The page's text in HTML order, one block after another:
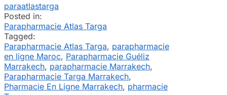
paraatlastarga
Posted in:
Parapharmacie Atlas Targa
Tagged:
Parapharmacie Atlas Targa, parapharmacie
en ligne Maroc, Parapharmacie Guéliz
Marrakech, parapharmacie Marrakech,
Parapharmacie Targa Marrakech,
Pharmacie En Ligne Marrakech, pharmacie